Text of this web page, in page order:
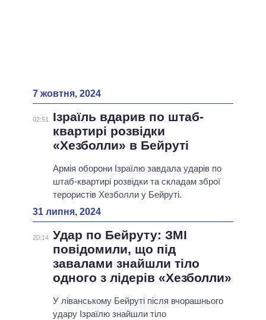
7 жовтня, 2024
02:51
Iзраїль вдарив по штаб-
квартирі розвідки
«Хезболли» в Бейруті
Армія оборони Iзраїлю завдала ударів по
штаб-квартирі розвідки та складам зброї
терористів Хезболли у Бейруті.
31 липня, 2024
20:14 Удар по Бейруту: ЗМІ
повідомили, що під
завалами знайшли тіло
одного з лідерів «Хезболли»
У ліванському Бейруті після вчорашнього
удару Ізраїлю знайшли тіло